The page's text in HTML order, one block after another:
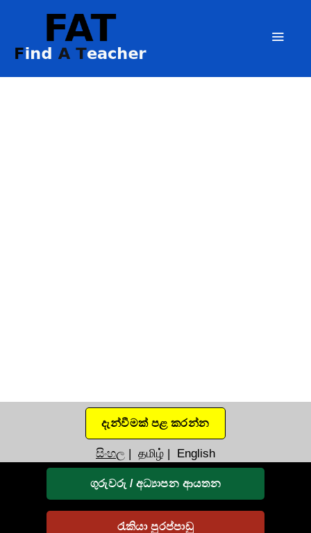
දැන්වීමක් පළ කරන්න
සිංහල | தமிழ் | English
ගුරුවරු / අධ්‍යාපන ආයතන
රැකියා පුරප්පාඩු